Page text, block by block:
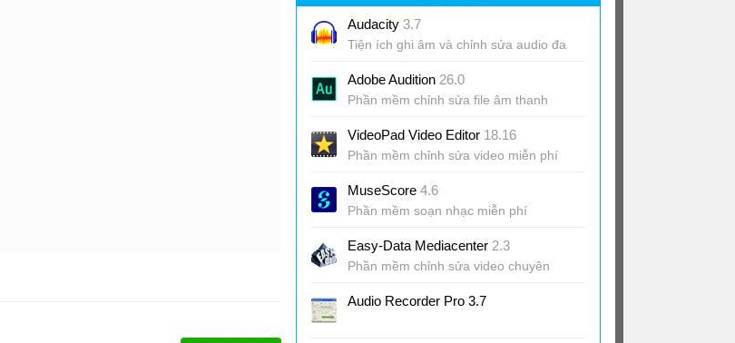
Audacity 3.7
Tiện ích ghi âm và chỉnh sửa audio đa
Adobe Audition 26.0
Phần mềm chỉnh sửa file âm thanh
VideoPad Video Editor 18.16
Phần mềm chỉnh sửa video miễn phí
MuseScore 4.6
Phần mềm soạn nhạc miễn phí
Easy-Data Mediacenter 2.3
Phần mềm chỉnh sửa video chuyên
Audio Recorder Pro 3.7